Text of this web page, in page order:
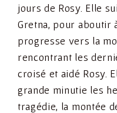
jours de Rosy. Elle
Gretna, pour aboutir
progresse vers la
rencontrant les
croisé et aidé Rosy.
grande minutie les
tragédie, la montée